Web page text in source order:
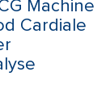
Machine
Cardiale